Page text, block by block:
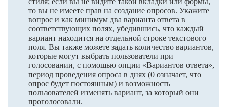
то вы не имеете прав на создание опросов. Укажите
вопрос и как минимум два варианта ответа в
соответствующих полях, убедившись, что каждый
вариант находится на отдельной строке текстового
поля. Вы также можете задать количество вариантов,
которые могут выбрать пользователи при
голосовании, с помощью опции «Вариантов ответа»,
период проведения опроса в днях (0 означает, что
опрос будет постоянным) и возможность
пользователей изменять вариант, за который они
проголосовали.